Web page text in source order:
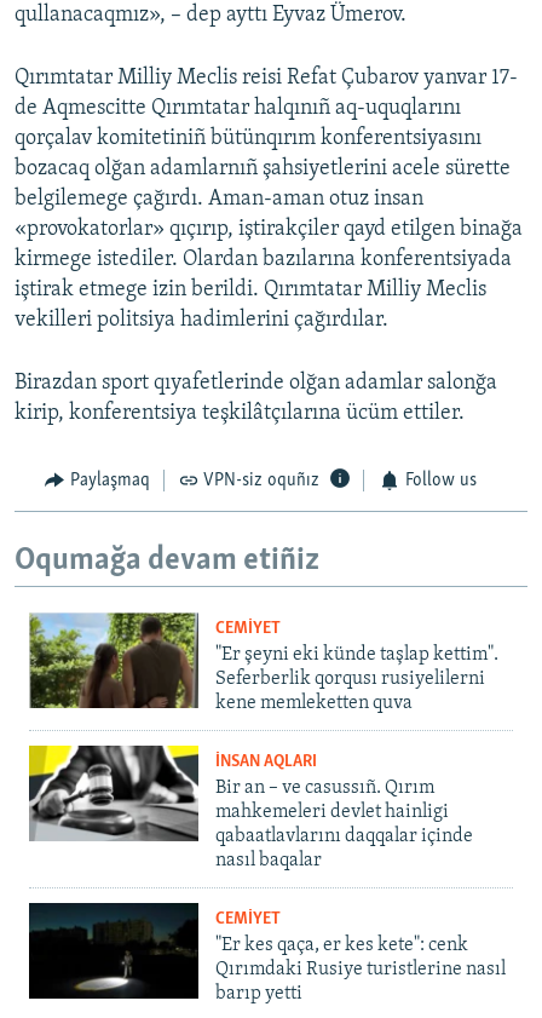
qullanacaqmız», – dep ayttı Eyvaz Ümerov.
Qırımtatar Milliy Meclis reisi Refat Çubarov yanvar 17-
de Aqmescitte Qırımtatar halqınıñ aq-uquqlarını
qorçalav komitetiniñ bütünqırım konferentsiyasını
bozacaq olğan adamlarnıñ şahsiyetlerini acele sürette
belgilemege çağırdı. Aman-aman otuz insan
«provokatorlar» qıçırıp, iştirakçiler qayd etilgen binağa
kirmege istediler. Olardan bazılarına konferentsiyada
iştirak etmege izin berildi. Qırımtatar Milliy Meclis
vekilleri politsiya hadimlerini çağırdılar.
Birazdan sport qıyafetlerinde olğan adamlar salonğa
kirip, konferentsiya teşkilâtçılarına ücüm ettiler.
Paylaşmaq VPN-siz oquñız Follow us
Oqumağa devam etiñiz
CEMİYET
"Er şeyni eki künde taşlap kettim".
Seferberlik qorqusı rusiyelilerni
kene memleketten quva
İNSAN AQLARI
Bir an – ve casussıñ. Qırım
mahkemeleri devlet hainligi
qabaatlavlarını daqqalar içinde
nasıl baqalar
CEMİYET
"Er kes qaça, er kes kete": cenk
Qırımdaki Rusiye turistlerine nasıl
barıp yetti